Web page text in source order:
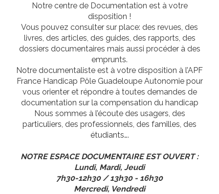
Notre centre de Documentation est à votre
disposition !
Vous pouvez consulter sur place: des revues, des
livres, des articles, des guides, des rapports, des
dossiers documentaires mais aussi procéder à des
emprunts.
Notre documentaliste est à votre disposition à l’APF
France Handicap Pôle Guadeloupe Autonomie pour
vous orienter et répondre à toutes demandes de
documentation sur la compensation du handicap
Nous sommes à l’écoute des usagers, des
particuliers, des professionnels, des familles, des
étudiants….
NOTRE ESPACE DOCUMENTAIRE EST OUVERT :
Lundi, Mardi, Jeudi
7h30-12h30 / 13h30 - 16h30
Mercredi, Vendredi